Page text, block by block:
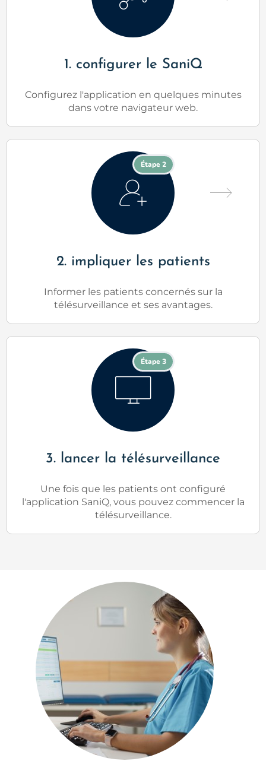
1. configurer le SaniQ
Configurez l'application en quelques minutes
dans votre navigateur web.
Étape 2
2. impliquer les patients
Informer les patients concernés sur la
télésurveillance et ses avantages.
Étape 3
3. lancer la télésurveillance
Une fois que les patients ont configuré
l'application SaniQ, vous pouvez commencer la
télésurveillance.